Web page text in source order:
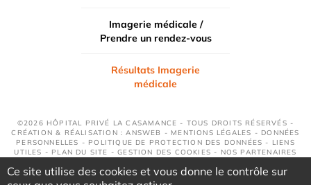
Imagerie médicale /
Prendre un rendez-vous
Résultats Imagerie
médicale
©2026 HÔPITAL PRIVÉ LA CASAMANCE - TOUS DROITS RÉSERVÉS -
CRÉATION & RÉALISATION : ANSWEB - MENTIONS LÉGALES - DONNÉES
PERSONNELLES - POLITIQUE DE PROTECTION DES DONNÉES - LIENS
UTILES - PLAN DU SITE -GESTION DES COOKIES - NOS PARTENAIRES
Ce site utilise des cookies et vous donne le contrôle sur